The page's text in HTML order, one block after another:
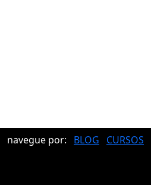
navegue por: BLOG CURSOS